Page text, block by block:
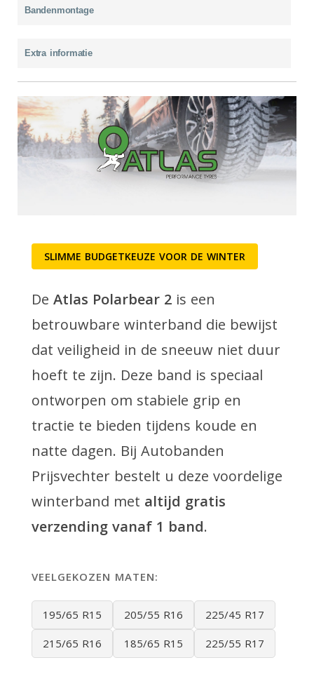
Bandenmontage
Extra informatie
SLIMME BUDGETKEUZE VOOR DE WINTER
De Atlas Polarbear 2is een
betrouwbare winterband die bewijst
dat veiligheid in de sneeuw niet duur
hoeft te zijn. Deze band is speciaal
ontworpen om stabiele grip en
tractie te bieden tijdens koude en
natte dagen. Bij Autobanden
Prijsvechter bestelt u deze voordelige
winterband met altijd gratis
verzending vanaf 1 band.
VEELGEKOZEN MATEN:
195/65 R15 205/55 R16 225/45 R17
215/65 R16 185/65 R15 225/55 R17